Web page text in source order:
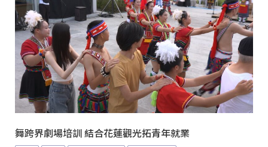
舞跨界劇場培訓 結合花蓮觀光拓青年就業